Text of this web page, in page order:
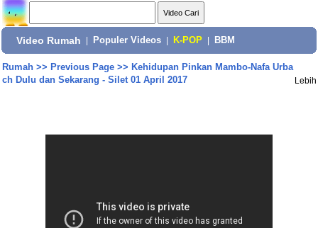
Video Rumah Populer Videos K-POP BBM
Rumah>> Previous Page>> Kehidupan Pinkan Mambo-Nafa Urba
ch Dulu dan Sekarang - Silet 01 April 2017
Lebih